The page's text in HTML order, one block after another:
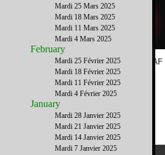
New York: Florence Gould Hall at FIAF
55 East 59th Street
New York, NY 10022
(Entre Park Avenue et Madison Avenue)
305 788 5888
Samedi 21 Janvier 2011 - 20h00
$30 à $50 dollars
Ticketmaster.com
Mardi 25 Mars 2025
Mardi 18 Mars 2025
Mardi 11 Mars 2025
Mardi 4 Mars 2025
February
Mardi 25 Février 2025
Mardi 18 Février 2025
Mardi 11 Février 2025
Mardi 4 Février 2025
January
Mardi 28 Janvier 2025
Mardi 21 Janvier 2025
Mardi 14 Janvier 2025
Mardi 7 Janvier 2025